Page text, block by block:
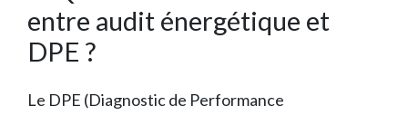
entre audit énergétique et
DPE ?
Le DPE (Diagnostic de Performance